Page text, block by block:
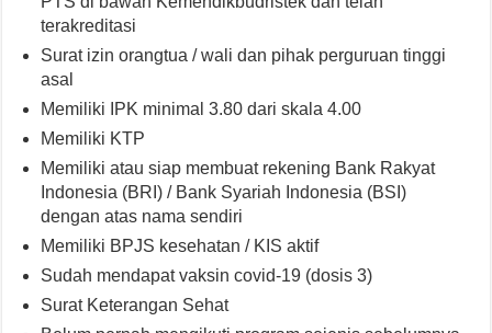
terakreditasi
Surat izin orangtua / wali dan pihak perguruan tinggi
asal
Memiliki IPK minimal 3.80 dari skala 4.00
Memiliki KTP
Memiliki atau siap membuat rekening Bank Rakyat
Indonesia (BRI) / Bank Syariah Indonesia (BSI)
dengan atas nama sendiri
Memiliki BPJS kesehatan / KIS aktif
Sudah mendapat vaksin covid-19 (dosis 3)
Surat Keterangan Sehat